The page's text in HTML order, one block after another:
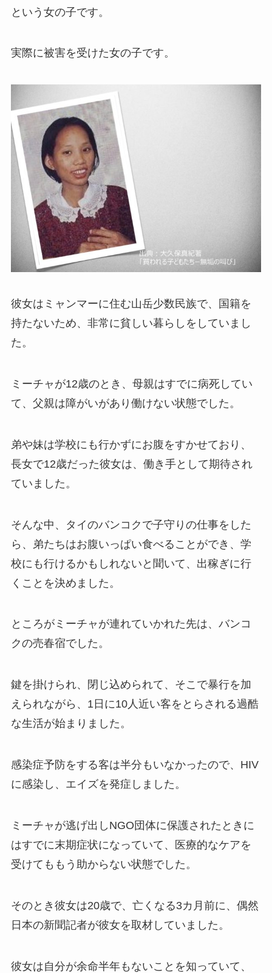
という女の子です。
実際に被害を受けた女の子です。
彼女はミャンマーに住む山岳少数民族で、国籍を
持たないため、非常に貧しい暮らしをしていまし
た。
ミーチャが12歳のとき、母親はすでに病死してい
て、父親は障がいがあり働けない状態でした。
弟や妹は学校にも行かずにお腹をすかせており、
長女で12歳だった彼女は、働き手として期待され
ていました。
そんな中、タイのバンコクで子守りの仕事をした
ら、弟たちはお腹いっぱい食べることができ、学
校にも行けるかもしれないと聞いて、出稼ぎに行
くことを決めました。
ところがミーチャが連れていかれた先は、バンコ
クの売春宿でした。
鍵を掛けられ、閉じ込められて、そこで暴行を加
えられながら、1日に10人近い客をとらされる過酷
な生活が始まりました。
感染症予防をする客は半分もいなかったので、HIV
に感染し、エイズを発症しました。
ミーチャが逃げ出しNGO団体に保護されたときに
はすでに末期症状になっていて、医療的なケアを
受けてももう助からない状態でした。
そのとき彼女は20歳で、亡くなる3カ月前に、偶然
日本の新聞記者が彼女を取材していました。
彼女は自分が余命半年もないことを知っていて、